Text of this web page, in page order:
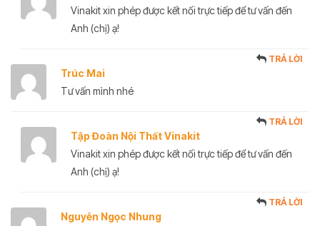
Vinakit xin phép được kết nối trực tiếp để tư vấn đến
Anh (chị) ạ!
Trúc Mai
TRẢ LỜI
Tư vấn mình nhé
Tập Đoàn Nội Thất Vinakit
TRẢ LỜI
Vinakit xin phép được kết nối trực tiếp để tư vấn đến
Anh (chị) ạ!
Nguyễn Ngọc Nhung
TRẢ LỜI